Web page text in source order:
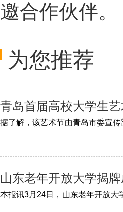
邀合作伙伴。
为您推荐
青岛首届高校大学生
山东老年开放大学揭